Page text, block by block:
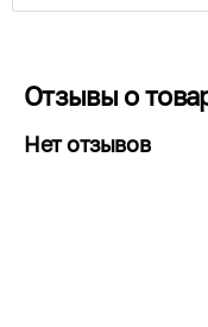
Отзывы о
Нет отзывов